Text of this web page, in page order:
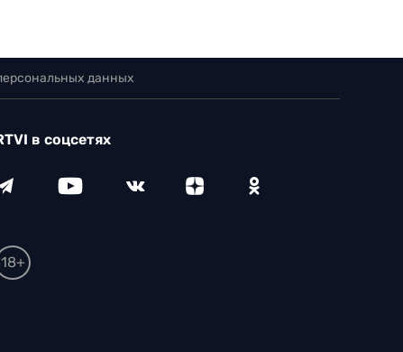
данных
в соцсетях
18+